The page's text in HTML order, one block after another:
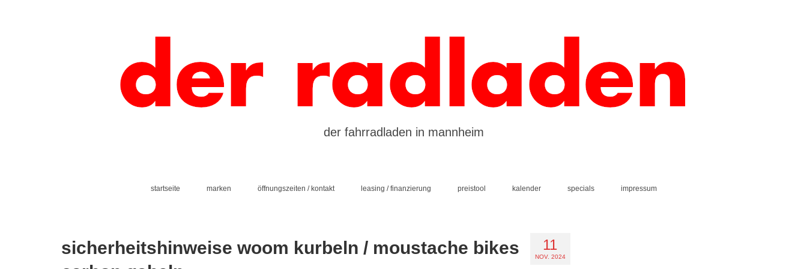
der fahrradladen in mannheim
startseite marken öffnungszeiten / kontakt leasing / finanzierung preistool kalender specials impressum
11
NOV. 2024
sicherheitshinweise woom kurbeln / moustache bikes